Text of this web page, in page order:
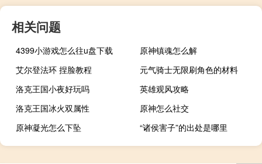
相关问题
4399小游戏怎么往u盘下载
原神镇魂怎么解
艾尔登法环 捏脸教程
元气骑士无限刷角色的材料
洛克王国小夜好玩吗
英雄观风攻略
洛克王国冰火双属性
原神怎么社交
原神凝光怎么下坠
“诸侯害子”的出处是哪里